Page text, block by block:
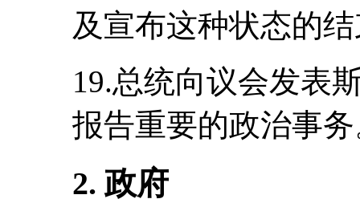
及宣布这种状态的
19.总统向议会发表
报告重要的政治事
2. 政府